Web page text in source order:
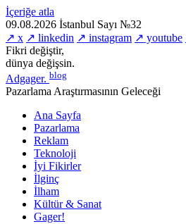
İçeriğe atla
09.08.2026 İstanbul Sayı №32
↗ x ↗ linkedin ↗ instagram ↗ youtube
Fikri değiştir,
dünya değişsin.
Adgager. blog
Pazarlama Araştırmasının Geleceği
Ana Sayfa
Pazarlama
Reklam
Teknoloji
İyi Fikirler
İlginç
İlham
Kültür & Sanat
Gager!